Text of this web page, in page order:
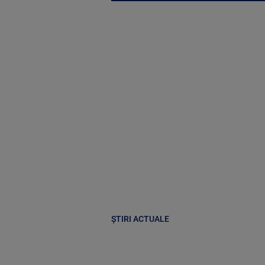
ȘTIRI ACTUALE